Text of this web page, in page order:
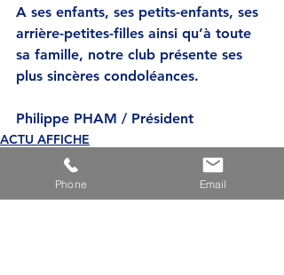
A ses enfants, ses petits-enfants, ses
arrière-petites-filles ainsi qu’à toute
sa famille, notre club présente ses
plus sincères condoléances.
Philippe PHAM / Président
ACTU AFFICHE
Phone Email